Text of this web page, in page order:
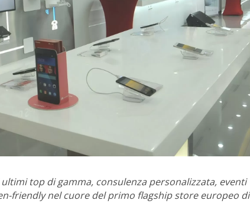
top di gamma, consulenza personalizzata, eventi
friendlynel cuore del primo flagship store europeo di